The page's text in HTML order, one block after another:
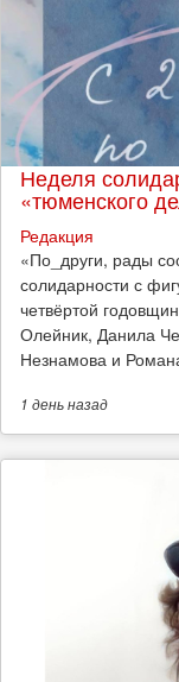
Неделя
«тюменского
Редакция
​«По_други, рады
солидарности с
четвёртой
Олейник, Данила
Незнамова и
1 деньназад